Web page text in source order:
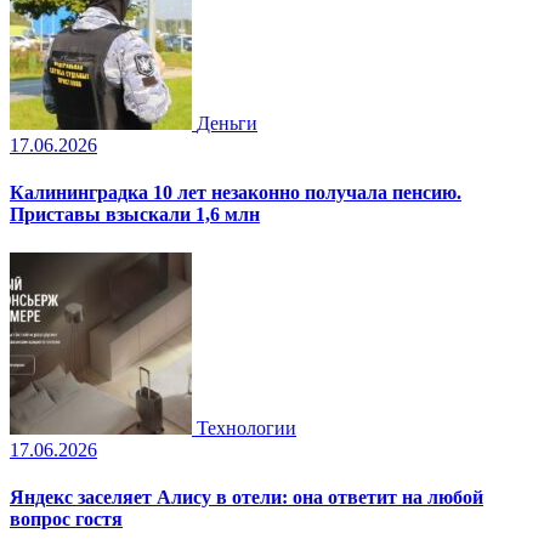
Деньги
17.06.2026
Калининградка 10 лет незаконно получала пенсию.
Приставы взыскали 1,6 млн
Технологии
17.06.2026
Яндекс заселяет Алису в отели: она ответит на любой
вопрос гостя